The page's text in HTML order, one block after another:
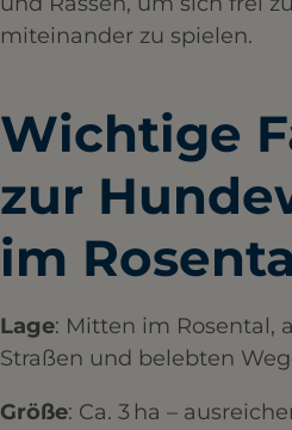
miteinander zu spielen.​
Wichtige
zur
im
Lage: Mitten im Rosental,
Straßen und belebten
Größe: Ca. 3 ha –